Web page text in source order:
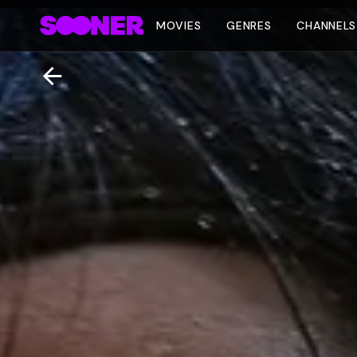
MOVIES GENRES CHANNELS